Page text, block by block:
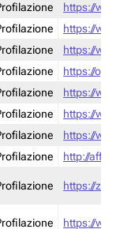
https://
https://
https://
https://
https://
https://
https://
http://
https://
https://